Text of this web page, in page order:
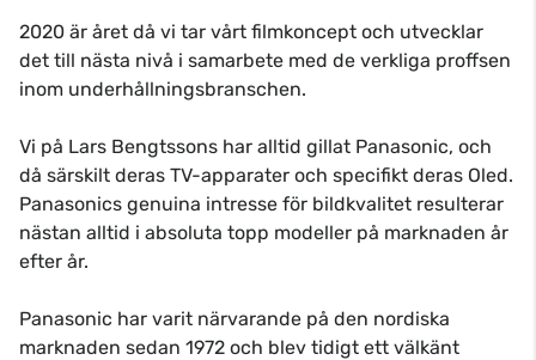
2020 är året då vi tar vårt filmkoncept och utvecklar
det till nästa nivå i samarbete med de verkliga proffsen
inom underhållningsbranschen.
Vi på Lars Bengtssons har alltid gillat Panasonic, och
då särskilt deras TV-apparater och specifikt deras Oled.
Panasonics genuina intresse för bildkvalitet resulterar
nästan alltid i absoluta topp modeller på marknaden år
efter år.
Panasonic har varit närvarande på den nordiska
marknaden sedan 1972 och blev tidigt ett välkänt